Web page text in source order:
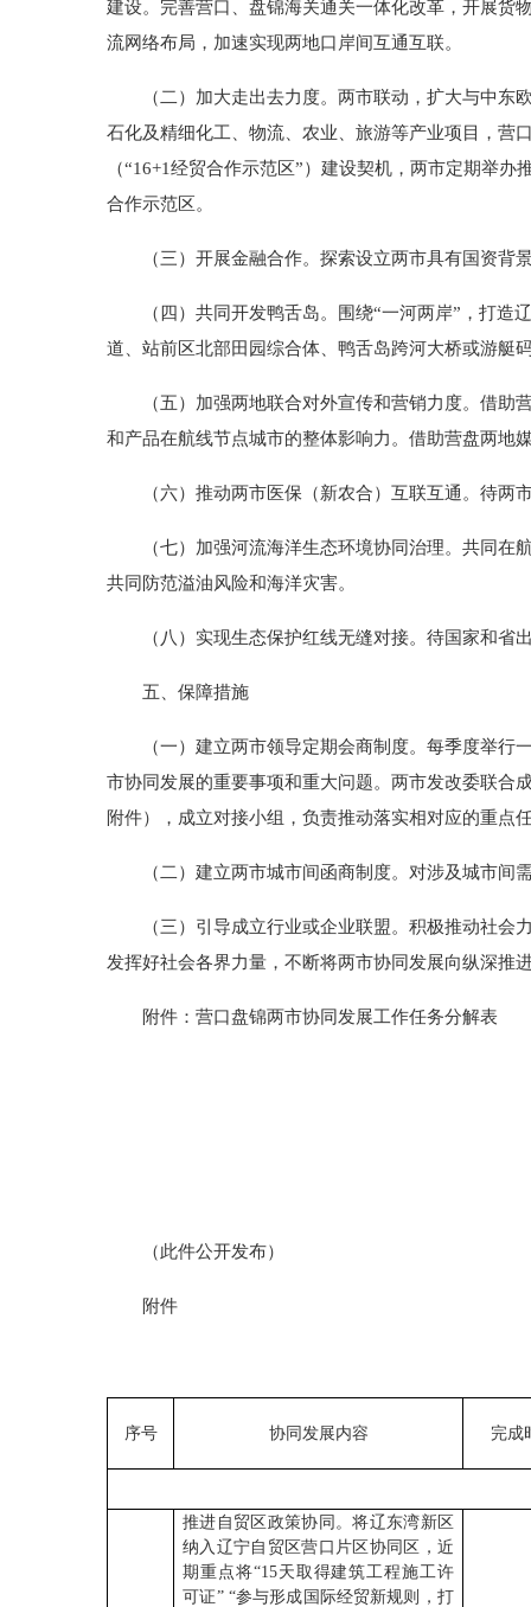
建设。完善营口、盘锦海关通关一体化改革，开展货
流网络布局，加速实现两地口岸间互通互联。
（二）加大走出去力度。两市联动，扩大与中东欧
石化及精细化工、物流、农业、旅游等产业项目，营
（“16+1经贸合作示范区”）建设契机，两市定期举
合作示范区。
（三）开展金融合作。探索设立两市具有国资背景
（四）共同开发鸭舌岛。围绕“一河两岸”，打造辽
道、站前区北部田园综合体、鸭舌岛跨河大桥或游艇
（五）加强两地联合对外宣传和营销力度。借助营
和产品在航线节点城市的整体影响力。借助营盘两地
（六）推动两市医保（新农合）互联互通。待两市
（七）加强河流海洋生态环境协同治理。共同在航
共同防范溢油风险和海洋灾害。
（八）实现生态保护红线无缝对接。待国家和省出
五、保障措施
（一）建立两市领导定期会商制度。每季度举行一
市协同发展的重要事项和重大问题。两市发改委联合
附件），成立对接小组，负责推动落实相对应的重点
（二）建立两市城市间函商制度。对涉及城市间需
（三）引导成立行业或企业联盟。积极推动社会力
发挥好社会各界力量，不断将两市协同发展向纵深推
附件：营口盘锦两市协同发展工作任务分解表
（此件公开发布）
附件
序号 协同发展内容 完成
推进自贸区政策协同。将辽东湾新区
纳入辽宁自贸区营口片区协同区，近
期重点将“15天取得建筑工程施工许
可证” “参与形成国际经贸新规则，打